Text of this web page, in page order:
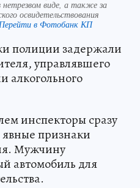
виде, а также за
освидетельствования
в Фотобанк КП
полиции задержали
управлявшего
алкогольного
инспекторы сразу
признаки
Мужчину
автомобиль для